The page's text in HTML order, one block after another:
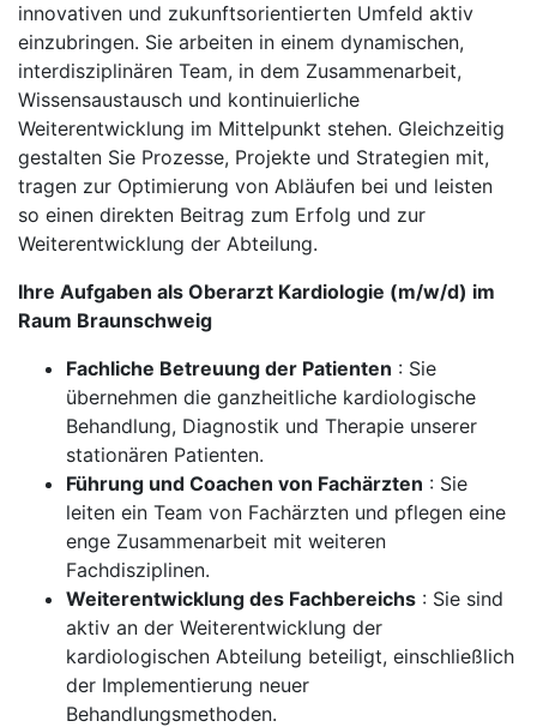
innovativen und zukunftsorientierten Umfeld aktiv
einzubringen. Sie arbeiten in einem dynamischen,
interdisziplinären Team, in dem Zusammenarbeit,
Wissensaustausch und kontinuierliche
Weiterentwicklung im Mittelpunkt stehen. Gleichzeitig
gestalten Sie Prozesse, Projekte und Strategien mit,
tragen zur Optimierung von Abläufen bei und leisten
so einen direkten Beitrag zum Erfolg und zur
Weiterentwicklung der Abteilung.
Ihre Aufgaben als Oberarzt Kardiologie (m/w/d) im
Raum Braunschweig
Fachliche Betreuung der Patienten : Sie
übernehmen die ganzheitliche kardiologische
Behandlung, Diagnostik und Therapie unserer
stationären Patienten.
Führung und Coachen von Fachärzten : Sie
leiten ein Team von Fachärzten und pflegen eine
enge Zusammenarbeit mit weiteren
Fachdisziplinen.
Weiterentwicklung des Fachbereichs : Sie sind
aktiv an der Weiterentwicklung der
kardiologischen Abteilung beteiligt, einschließlich
der Implementierung neuer
Behandlungsmethoden.